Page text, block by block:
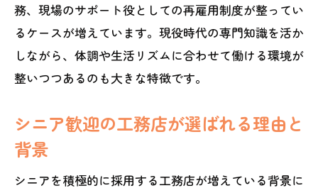
シニアが選ぶべき工務店の職場環境の特
徴
工務店で再就職する際の注意点と成功事
例
ブランクがあっても安心な工務店の再就
職支援
快適な暮らしを実現するシニア向け住まい選
び
務、現場のサポート役としての再雇用制度が整ってい
るケースが増えています。現役時代の専門知識を活か
しながら、体調や生活リズムに合わせて働ける環境が
整いつつあるのも大きな特徴です。
シニア歓迎の工務店が選ばれる理由と
背景
シニアを積極的に採用する工務店が増えている背景に